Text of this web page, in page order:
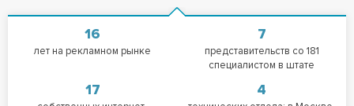
16
лет на рекламном рынке
7
представительств со 181
специалистом в штате
17 4